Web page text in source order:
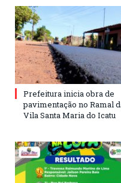
Prefeitura inicia obra de
pavimentação no Ramal
Vila Santa Maria do Icatu